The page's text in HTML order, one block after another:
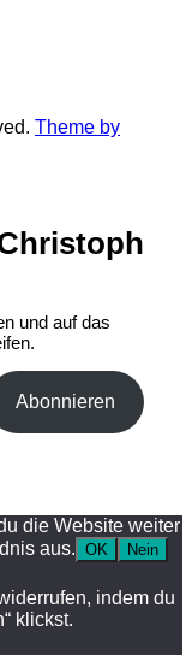
Theme by
und auf das
Abonnieren
die Website weiter
aus. OK
Nein
indem du
klickst.